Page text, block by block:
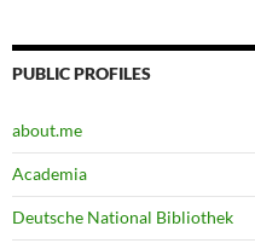
PUBLIC PROFILES
about.me
Academia
Deutsche National Bibliothek